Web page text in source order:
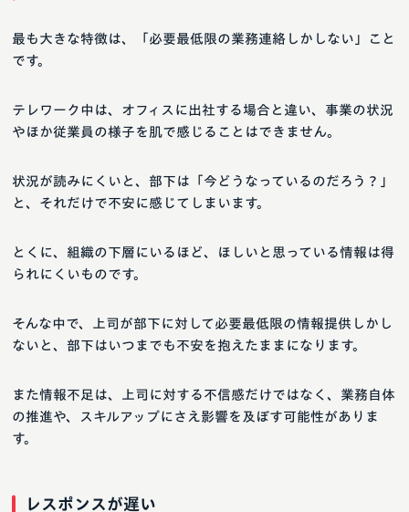
最も大きな特徴は、「必要最低限の業務連絡しかしない」こと
です。
テレワーク中は、オフィスに出社する場合と違い、事業の状況
やほか従業員の様子を肌で感じることはできません。
状況が読みにくいと、部下は「今どうなっているのだろう？」
と、それだけで不安に感じてしまいます。
とくに、組織の下層にいるほど、ほしいと思っている情報は得
られにくいものです。
そんな中で、上司が部下に対して必要最低限の情報提供しかし
ないと、部下はいつまでも不安を抱えたままになります。
また情報不足は、上司に対する不信感だけではなく、業務自体
の推進や、スキルアップにさえ影響を及ぼす可能性がありま
す。
レスポンスが遅い